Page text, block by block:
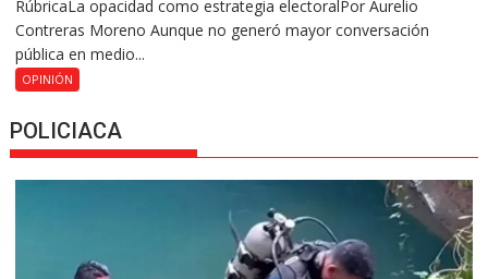
RúbricaLa opacidad como estrategia electoralPor Aurelio
Contreras Moreno Aunque no generó mayor conversación
pública en medio...
OPINIÓN
POLICIACA